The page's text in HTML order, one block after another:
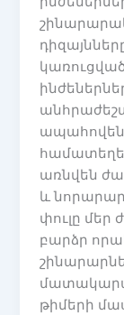
առնվեն
և
փուլը մեր
բարձր
թիմերի